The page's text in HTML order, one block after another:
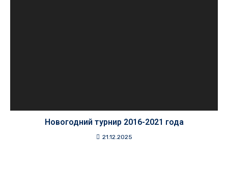
Новогодний турнир 2016-2021 года
21.12.2025